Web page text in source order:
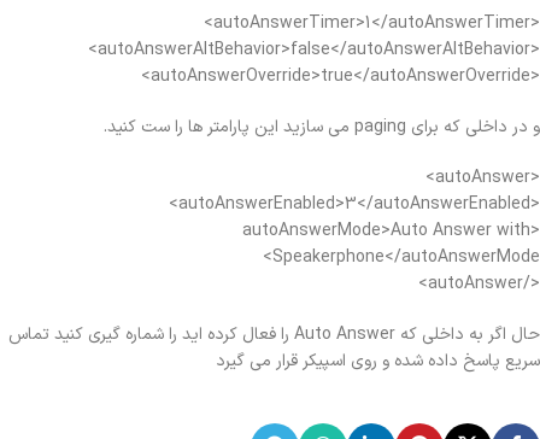
<autoAnswerTimer>1</autoAnswerTimer>
<autoAnswerAltBehavior>false</autoAnswerAltBehavior>
<autoAnswerOverride>true</autoAnswerOverride>
و در داخلی که برای paging می سازید این پارامتر ها را ست کنید.
<autoAnswer>
<autoAnswerEnabled>3</autoAnswerEnabled>
<autoAnswerMode>Auto Answer with
Speakerphone</autoAnswerMode>
</autoAnswer>
حال اگر به داخلی که Auto Answer را فعال کرده اید را شماره گیری کنید تماس
سریع پاسخ داده شده و روی اسپیکر قرار می گیرد